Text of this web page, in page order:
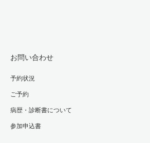
お問い合わせ
予約状況
ご予約
病歴・診断書について
参加申込書